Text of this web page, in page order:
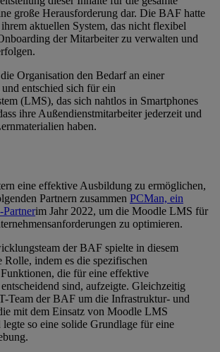
große Herausforderung dar. Die BAF hatte
aktuellen System, das nicht flexibel
der Mitarbeiter zu verwalten und
Organisation den Bedarf an einer
entschied sich für ein
(LMS), das sich nahtlos in Smartphones
ihre Außendienstmitarbeiter jederzeit und
haben.
eine effektive Ausbildung zu ermöglichen,
Partnern zusammen PCMan, ein
im Jahr 2022, um die Moodle LMS für
zu optimieren.
der BAF spielte in diesem
Rolle, indem es die spezifischen
die für eine effektive
sind, aufzeigte. Gleichzeitig
Team der BAF um die Infrastruktur- und
mit dem Einsatz von Moodle LMS
so eine solide Grundlage für eine